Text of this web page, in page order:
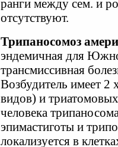
ранги между сем. и
отсутствуют.
Трипаносомоз
эндемичная для
трансмиссивная
Возбудитель имеет 2
видов) и
человека
эпимастиготы и
локализуется в